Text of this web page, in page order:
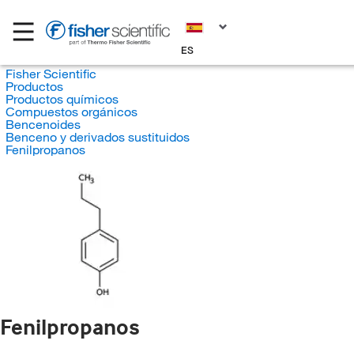
ES
Fisher Scientific
Productos
Productos químicos
Compuestos orgánicos
Bencenoides
Benceno y derivados sustituidos
Fenilpropanos
Fenilpropanos